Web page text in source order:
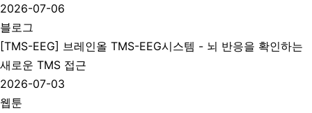
2026-07-06
블로그
[TMS-EEG] 브레인올 TMS-EEG시스템 - 뇌 반응을 확인하는
새로운 TMS 접근
2026-07-03
웹툰